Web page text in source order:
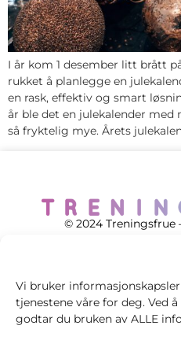
Vi bruker
tjenestene våre for deg. Ved
godtar du bruken av ALLE
I år kom 1 desember litt brått
rukket å planlegge en
en rask, effektiv og smart
år ble det en julekalender
så fryktelig mye. Årets
© 2024 Treningsfrue
Cookie